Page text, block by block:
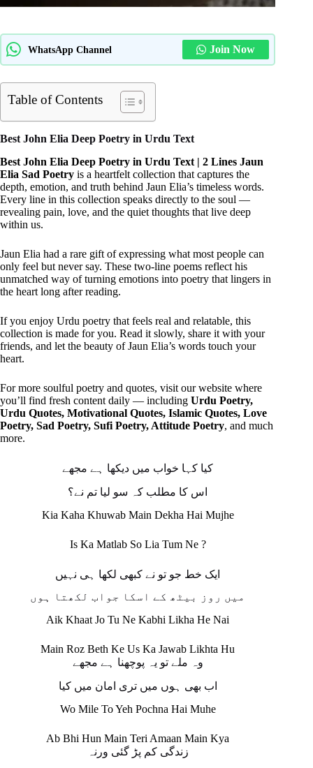
WhatsApp Channel Join Now
Table of Contents
Best John Elia Deep Poetry in Urdu Text
Best John Elia Deep Poetry in Urdu Text | 2 Lines Jaun
Elia Sad Poetry is a heartfelt collection that captures the
depth, emotion, and truth behind Jaun Elia’s timeless words.
Every line in this collection speaks directly to the soul —
revealing pain, love, and the quiet thoughts that live deep
within us.
Jaun Elia had a rare gift of expressing what most people can
only feel but never say. These two-line poems reflect his
unmatched way of turning emotions into poetry that lingers in
the heart long after reading.
If you enjoy Urdu poetry that feels real and relatable, this
collection is made for you. Read it slowly, share it with your
friends, and let the beauty of Jaun Elia’s words touch your
heart.
For more soulful poetry and quotes, visit our website where
you’ll find fresh content daily — including Urdu Poetry,
Urdu Quotes, Motivational Quotes, Islamic Quotes, Love
Poetry, Sad Poetry, Sufi Poetry, Attitude Poetry, and much
more.
کیا کہا خواب میں دیکھا ہے مجھے
اس کا مطلب کہ سو لیا تم نے؟
Kia Kaha Khuwab Main Dekha Hai Mujhe
Is Ka Matlab So Lia Tum Ne ?
ایک خط جو تو نے کبھی لکھا ہی نہیں
میں روز بیٹھ کے اسکا جواب لکھتا ہوں
Aik Khaat Jo Tu Ne Kabhi Likha He Nai
Main Roz Beth Ke Us Ka Jawab Likhta Hu
وہ ملے تو یہ پوچھنا ہے مجھے
اب بھی ہوں میں تری امان میں کیا
Wo Mile To Yeh Pochna Hai Muhe
Ab Bhi Hun Main Teri Amaan Main Kya
زندگی کم پڑ گئی ورنہ